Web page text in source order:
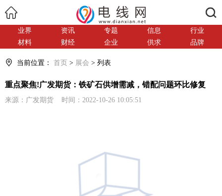
业界 资讯 专题 信息
行业
材料
财经 企业 供求 品牌
当前位置： 首页 > 展会 > 列表
重点聚焦!广发期货：铁矿石供增需减，错配问题环比修复
来源：广发期货 时间：2022-10-26 10:05:51